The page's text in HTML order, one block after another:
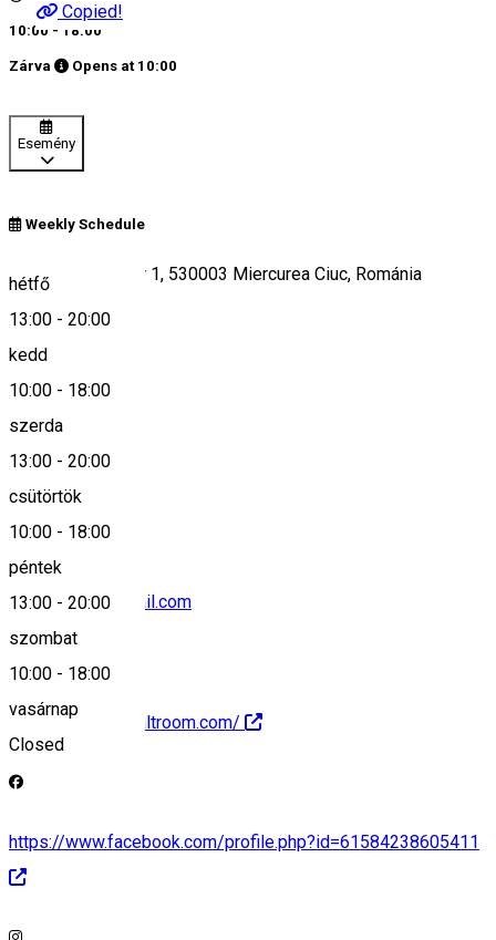
Copied!
10:00 - 18:00
Zárva Opens at 10:00
Esemény
Weekly Schedule
hétfő
13:00 - 20:00
kedd
10:00 - 18:00
szerda
13:00 - 20:00
csütörtök
10:00 - 18:00
péntek
13:00 - 20:00
szombat
10:00 - 18:00
vasárnap
Closed
Strada Zöld Péter 1, 530003 Miercurea Ciuc, Románia
Keresd térképen
saltroombb@gmail.com
https://www.bbsaltroom.com/
https://www.facebook.com/profile.php?id=61584238605411